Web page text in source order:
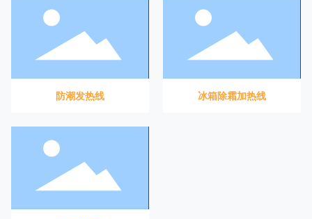
防潮发热线 冰箱除霜加热线